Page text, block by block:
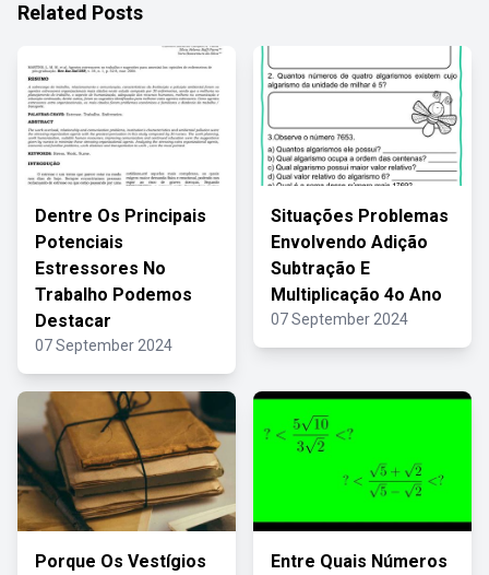
Related Posts
Dentre Os Principais
Potenciais
Estressores No
Trabalho Podemos
Destacar
07 September 2024
Situações Problemas
Envolvendo Adição
Subtração E
Multiplicação 4o Ano
07 September 2024
Porque Os Vestígios Entre Quais Números